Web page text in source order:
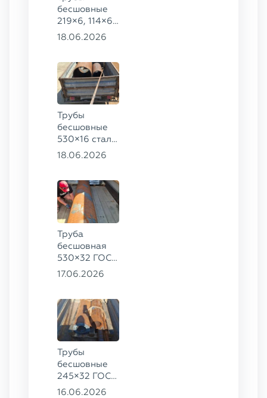
бесшовные
219×6, 114×6,
57×6 ГОСТ
18.06.2026
Трубы
бесшовные
530×16 сталь
13ХФА,
18.06.2026
Труба
бесшовная
530×32 ГОСТ
8732-78, ст.
17.06.2026
Трубы
бесшовные
245×32 ГОСТ
8732-78, ст.
16.06.2026